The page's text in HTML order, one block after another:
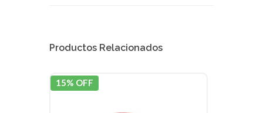
Productos Relacionados
15% OFF